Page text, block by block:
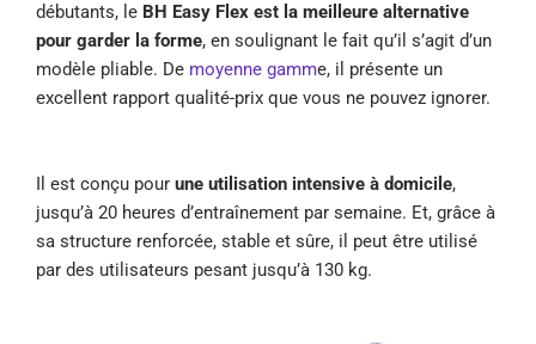
débutants, le BH Easy Flex est la meilleure alternative
pour garder la forme, en soulignant le fait qu’il s’agit d’un
modèle pliable. De moyenne gamme, il présente un
excellent rapport qualité-prix que vous ne pouvez ignorer.
Il est conçu pour une utilisation intensive à domicile,
jusqu’à 20 heures d’entraînement par semaine. Et, grâce à
sa structure renforcée, stable et sûre, il peut être utilisé
par des utilisateurs pesant jusqu’à 130 kg.